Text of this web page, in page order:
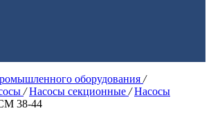
оборудования /
/ Насосы секционные / Насосы
38-44